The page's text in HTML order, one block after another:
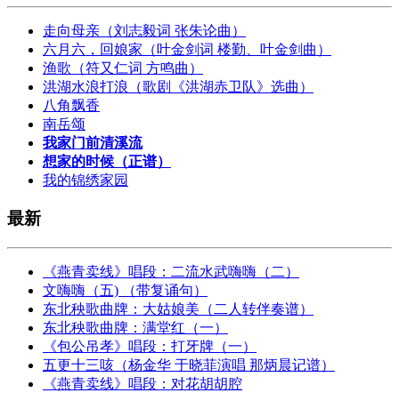
走向母亲（刘志毅词 张朱论曲）
六月六，回娘家（叶金剑词 楼勤、叶金剑曲）
渔歌（符又仁词 方鸣曲）
洪湖水浪打浪（歌剧《洪湖赤卫队》选曲）
八角飘香
南岳颂
我家门前清溪流
想家的时候（正谱）
我的锦绣家园
最新
《燕青卖线》唱段：二流水武嗨嗨（二）
文嗨嗨（五) （带复诵句）
东北秧歌曲牌：大姑娘美（二人转伴奏谱）
东北秧歌曲牌：满堂红（一）
《包公吊孝》唱段：打牙牌（一）
五更十三咳（杨金华 于晓菲演唱 那炳晨记谱）
《燕青卖线》唱段：对花胡胡腔